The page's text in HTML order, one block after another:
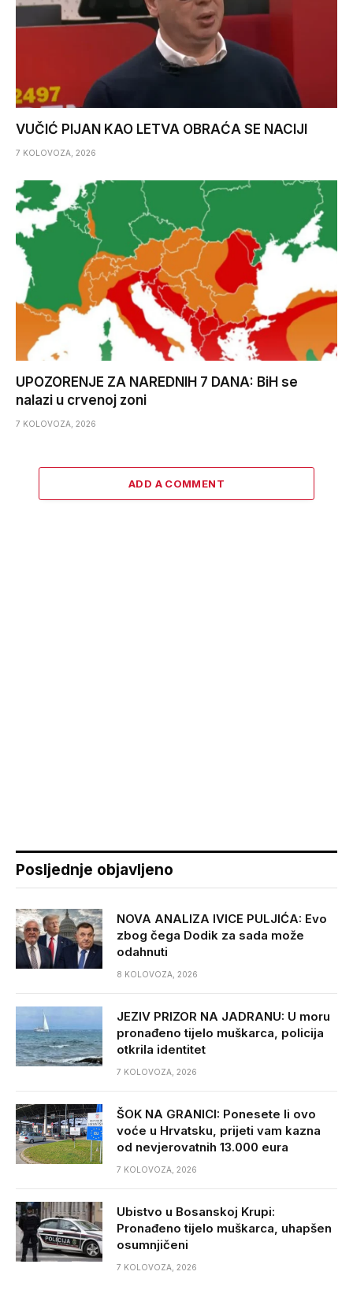
VUČIĆ PIJAN KAO LETVA OBRAĆA SE NACIJI
7 KOLOVOZA, 2026
UPOZORENJE ZA NAREDNIH 7 DANA: BiH se
nalazi u crvenoj zoni
7 KOLOVOZA, 2026
ADD A COMMENT
Posljednje objavljeno
NOVA ANALIZA IVICE PULJIĆA: Evo
zbog čega Dodik za sada može
odahnuti
8 KOLOVOZA, 2026
JEZIV PRIZOR NA JADRANU: U moru
pronađeno tijelo muškarca, policija
otkrila identitet
7 KOLOVOZA, 2026
ŠOK NA GRANICI: Ponesete li ovo
voće u Hrvatsku, prijeti vam kazna
od nevjerovatnih 13.000 eura
7 KOLOVOZA, 2026
Ubistvo u Bosanskoj Krupi:
Pronađeno tijelo muškarca, uhapšen
osumnjičeni
7 KOLOVOZA, 2026